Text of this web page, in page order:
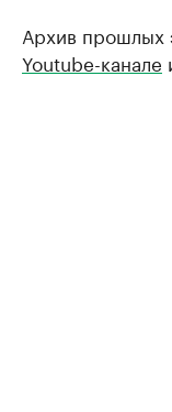
Архив
Youtube-канале